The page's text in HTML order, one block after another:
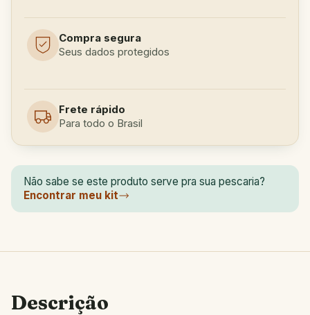
Compra segura
Seus dados protegidos
Frete rápido
Para todo o Brasil
Não sabe se este produto serve pra sua pescaria?
Encontrar meu kit
Descrição